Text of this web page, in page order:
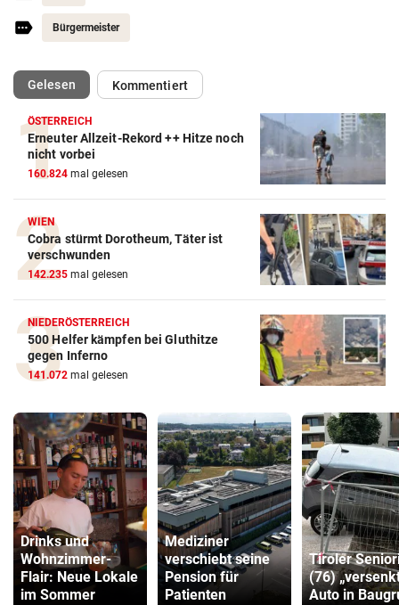
Bürgermeister
Gelesen(ausgewählt)Kommentiert
ÖSTERREICH
Erneuter Allzeit-Rekord ++ Hitze noch
nicht vorbei
160.824 mal gelesen
WIEN
Cobra stürmt Dorotheum, Täter ist
verschwunden
142.235 mal gelesen
NIEDERÖSTERREICH
500 Helfer kämpfen bei Gluthitze
gegen Inferno
141.072 mal gelesen
Drinks und
Wohnzimmer-
Flair: Neue Lokale
im Sommer
Mediziner
verschiebt seine
Pension für
Patienten
Tiroler
(76)
Auto in